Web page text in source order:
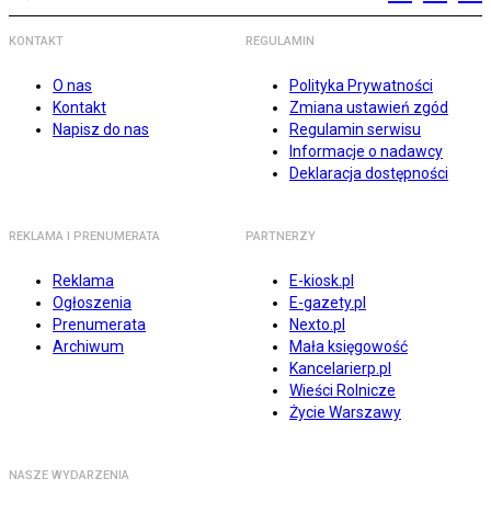
KONTAKT
O nas
Kontakt
Napisz do nas
REGULAMIN
Polityka Prywatności
Zmiana ustawień zgód
Regulamin serwisu
Informacje o nadawcy
Deklaracja dostępności
REKLAMA I PRENUMERATA
Reklama
Ogłoszenia
Prenumerata
Archiwum
PARTNERZY
E-kiosk.pl
E-gazety.pl
Nexto.pl
Mała księgowość
Kancelarierp.pl
Wieści Rolnicze
Życie Warszawy
NASZE WYDARZENIA